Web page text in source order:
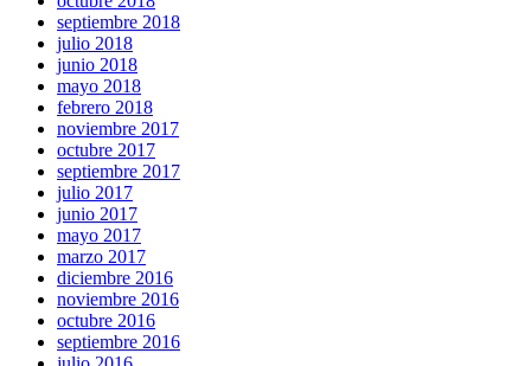
septiembre 2018
julio 2018
junio 2018
mayo 2018
febrero 2018
noviembre 2017
octubre 2017
septiembre 2017
julio 2017
junio 2017
mayo 2017
marzo 2017
diciembre 2016
noviembre 2016
octubre 2016
septiembre 2016